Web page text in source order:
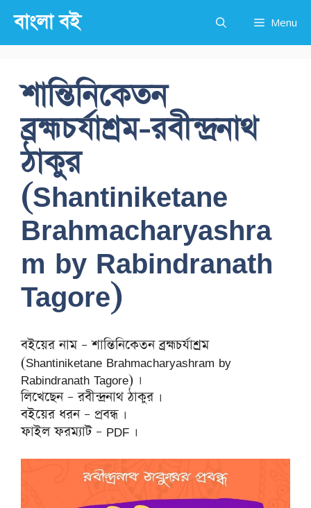
content
বাংলা বই Menu
শান্তিনিকেতন
ব্রহ্মচর্যাশ্রম-রবীন্দ্রনাথ
ঠাকুর
(Shantiniketane
Brahmacharyashra
m by Rabindranath
Tagore)
বইয়ের নাম – শান্তিনিকেতন ব্রহ্মচর্যাশ্রম
(Shantiniketane Brahmacharyashram by
Rabindranath Tagore) ।
লিখেছেন – রবীন্দ্রনাথ ঠাকুর ।
বইয়ের ধরন – প্রবন্ধ ।
ফাইল ফরম্যাট – PDF ।